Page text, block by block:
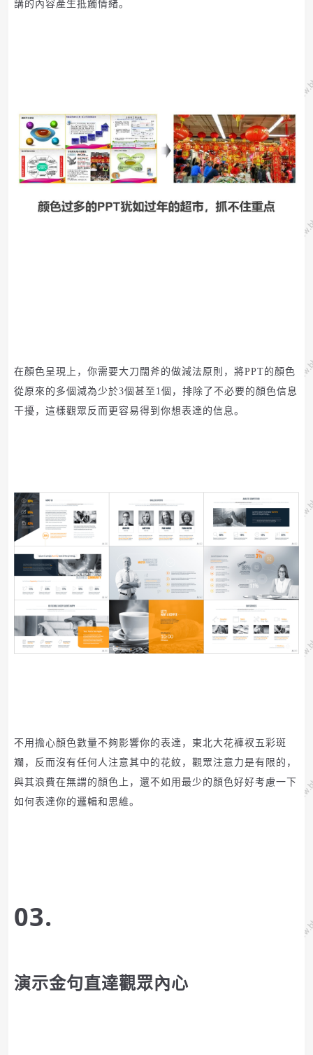
講的內容產生抵觸情緒。
在顏色呈現上，你需要大刀闊斧的做減法原則，將PPT的顏色
從原來的多個減為少於3個甚至1個，排除了不必要的顏色信息
干擾，這樣觀眾反而更容易得到你想表達的信息。
不用擔心顏色數量不夠影響你的表達，東北大花褲衩五彩斑
斕，反而沒有任何人注意其中的花紋，觀眾注意力是有限的，
與其浪費在無謂的顏色上，還不如用最少的顏色好好考慮一下
如何表達你的邏輯和思維。
03.
演示金句直達觀眾內心